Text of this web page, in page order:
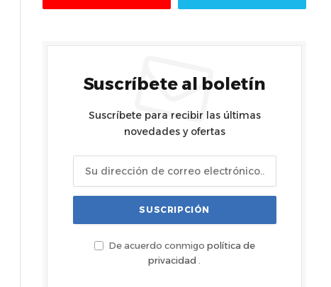
Suscríbete al boletín
Suscríbete para recibir las últimas
novedades y ofertas
De acuerdo conmigo política de
privacidad .